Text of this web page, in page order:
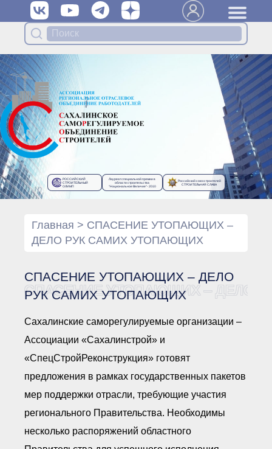
Органы управления Ассоциации
● Общее собрание членов
● Генеральный директор
Специализированные органы
● Контрольный комитет
● Дисциплинарный комитет
● Архив
Протоколы органов управления
● Протоколы Правления
Документы Ассоциации
● Организационные
документы
● Сбор предложений во
Компенсационный фонд
Реестры Ассоциации
Ассоциации
● Реестр членов
осуществляющих
РОССИЙСКИЙ
СТРОИТЕЛЬНЫЙ
ОЛИМП
Лауреат специальной премии в
области строительства
“Национальное Величие”- 2010
Российский союз строителей
СТРОИТЕЛЬНАЯ СЛАВА
Главная > СПАСЕНИЕ УТОПАЮЩИХ –
ДЕЛО РУК САМИХ УТОПАЮЩИХ
СПАСЕНИЕ УТОПАЮЩИХ – ДЕЛО
РУК САМИХ УТОПАЮЩИХ
СПАСЕНИЕ УТОПАЮЩИХ – ДЕЛО
Сахалинские саморегулируемые организации –
Ассоциации «Сахалинстрой» и
«СпецСтройРеконструкция» готовят
предложения в рамках государственных пакетов
мер поддержки отрасли, требующие участия
регионального Правительства. Необходимы
несколько распоряжений областного